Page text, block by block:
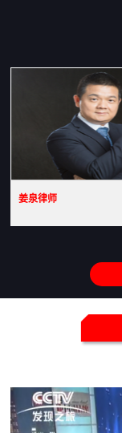
姜泉律师